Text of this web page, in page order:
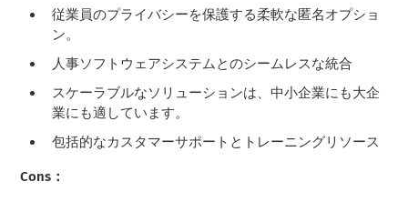
従業員のプライバシーを保護する柔軟な匿名オプショ
ン。
人事ソフトウェアシステムとのシームレスな統合
スケーラブルなソリューションは、中小企業にも大企
業にも適しています。
包括的なカスタマーサポートとトレーニングリソース
Cons：